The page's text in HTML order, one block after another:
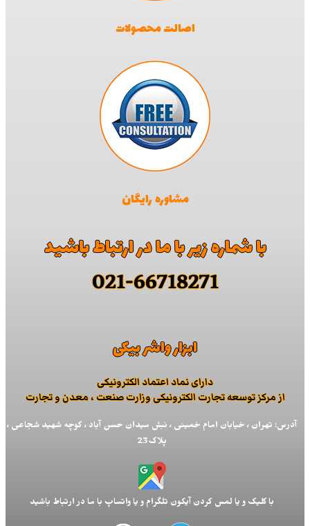
اصالت محصولات
مشاوره رایگان
با شماره زیر با ما در ارتباط باشید
021-66718271
ابزار واشر بیکی
دارای نماد اعتماد الكترونیكی
از مركز توسعه تجارت الكترونیكی وزارت صنعت ، معدن و تجارت
آدرس: تهران ، خیابان امام خمینی ، نبش میدان حسن آباد ، کوچه شهید شجاعی ،
پلاک23
با کلیک و یا لمس کردن آیکون تلگرام و یا واتساپ با ما در ارتباط باشید